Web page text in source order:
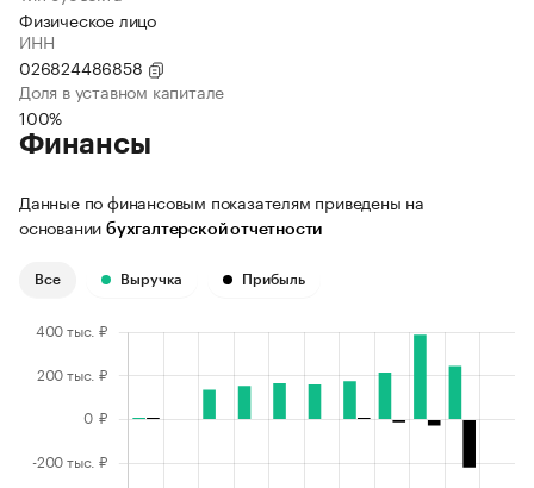
Физическое лицо
ИНН
026824486858
Доля в уставном капитале
100%
Финансы
Данные по финансовым показателям приведены на
основании бухгалтерской отчетности
Все Выручка Прибыль